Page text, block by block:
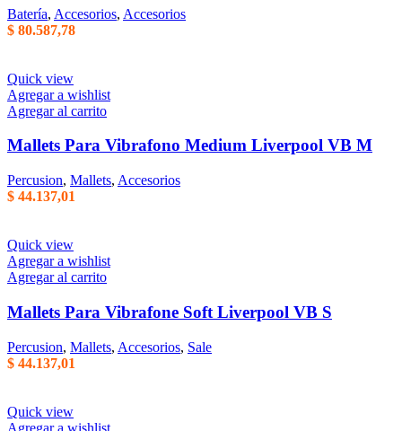
Batería, Accesorios, Accesorios
$ 80.587,78
Quick view
Agregar a wishlist
Agregar al carrito
Mallets Para Vibrafono Medium Liverpool VB M
Percusion, Mallets, Accesorios
$ 44.137,01
Quick view
Agregar a wishlist
Agregar al carrito
Mallets Para Vibrafone Soft Liverpool VB S
Percusion, Mallets, Accesorios, Sale
$ 44.137,01
Quick view
Agregar a wishlist